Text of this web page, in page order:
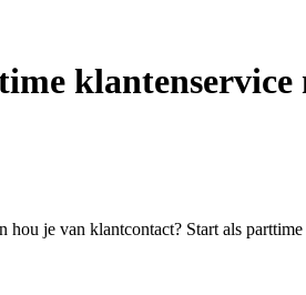
klantenservice
hou je van klantcontact? Start als